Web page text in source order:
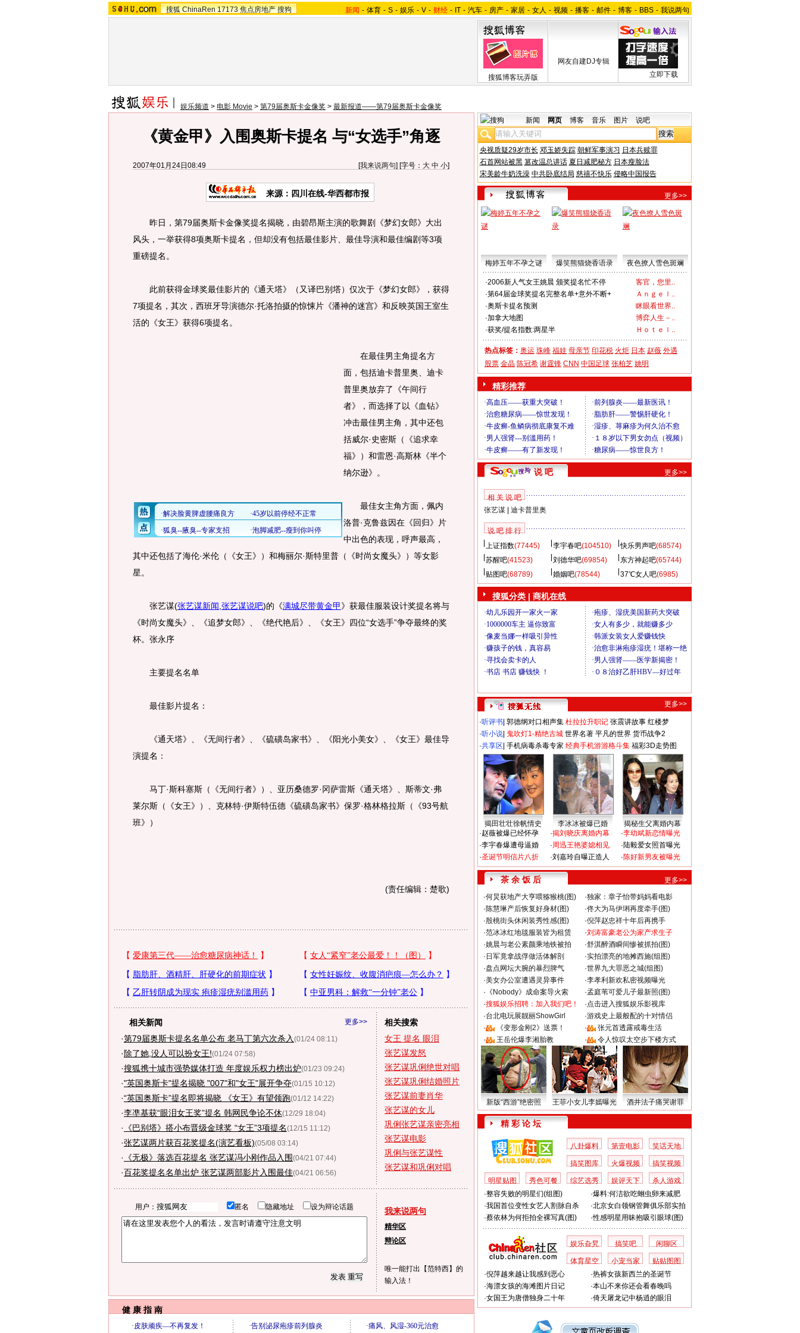
搜狐 ChinaRen 17173 焦点房地产 搜狗 新闻 - 体育 - S - 娱乐 - V - 财经 - IT - 汽车 - 房产 - 家居 - 女人 - 视频 - 播客 - 邮件 - 博客 - BBS - 我说两句
搜狐博客玩弄版
网友自建DJ专辑
立即下载
娱乐频道 > 电影 Movie > 第79届奥斯卡金像奖 > 最新报道——第79届奥斯卡金像奖
《黄金甲》入围奥斯卡提名 与“女选手”角逐
2007年01月24日08:49 [我来说两句] [字号： 大 中 小]
来源：四川在线-华西都市报
昨日，第79届奥斯卡金像奖提名揭晓，由碧昂斯主演的歌舞剧《梦幻女郎》大出
风头，一举获得8项奥斯卡提名，但却没有包括最佳影片、最佳导演和最佳编剧等3项
重磅提名。
此前获得金球奖最佳影片的《通天塔》（又译巴别塔）仅次于《梦幻女郎》，获得
7项提名，其次，西班牙导演德尔·托洛拍摄的惊悚片《潘神的迷宫》和反映英国王室生
活的《女王》获得6项提名。
在最佳男主角提名方
面，包括迪卡普里奥、迪卡
普里奥放弃了《午间行
者》，而选择了以《血钻》
冲击最佳男主角，其中还包
括威尔·史密斯（《追求幸
福》）和雷恩·高斯林《半个
纳尔逊》。
最佳女主角方面，佩内
洛普·克鲁兹因在《回归》片
中出色的表现，呼声最高，
其中还包括了海伦·米伦（《女王》）和梅丽尔·斯特里普（《时尚女魔头》）等女影
星。
张艺谋(张艺谋新闻 张艺谋说吧)的《满城尽带黄金甲》获最佳服装设计奖提名将与
《时尚女魔头》、《追梦女郎》、《绝代艳后》、《女王》四位“女选手”争夺最终的奖
杯。张永序
主要提名名单
最佳影片提名：
《通天塔》、《无间行者》、《硫磺岛家书》、《阳光小美女》、《女王》最佳导
演提名：
马丁·斯科塞斯（《无间行者》）、亚历桑德罗·冈萨雷斯《通天塔》、斯蒂文·弗
莱尔斯（《女王》）、克林特·伊斯特伍德《硫磺岛家书》保罗·格林格拉斯（《93号航
班》）
(责任编辑：楚歌)
更多>>
相关新闻
·第79届奥斯卡提名名单公布 老马丁第六次杀入 (01/24 08:11)
·除了她,没人可以扮女王!(01/24 07:58)
·搜狐携十城市强势媒体打造 年度娱乐权力榜出炉(01/23 09:24)
·"英国奥斯卡"提名揭晓 "007"和"女王"展开争夺(01/15 10:12)
·“英国奥斯卡”提名即将揭晓 《女王》有望领跑(01/12 14:22)
·李凖基获“眼泪女王奖”提名 韩网民争论不休(12/29 18:04)
· 《巴别塔》搭小布晋级金球奖 “女王”3项提名(12/15 11:12)
·张艺谋两片获百花奖提名(演艺看板)(05/08 03:14)
· 《无极》落选百花提名 张艺谋冯小刚作品入围(04/21 07:44)
·百花奖提名名单出炉 张艺谋两部影片入围最佳(04/21 06:56)
相关搜索
女王 提名 眼泪
张艺谋发怒
张艺谋巩俐绝世对唱
张艺谋巩俐结婚照片
张艺谋前妻肖华
张艺谋的女儿
巩俐张艺谋亲密亮相
张艺谋电影
巩俐与张艺谋性
张艺谋和巩俐对唱
用户： 匿名 隐藏地址 设为辩论话题 我来说两句
精华区
辩论区
唯一能打出【范特西】的
输入法！
健 康 指 南
新闻 网页 博客 音乐 图片 说吧
央视质疑29岁市长 邓玉娇失踪 朝鲜军事演习 日本兵赎罪
石首网站被黑 篡改温总讲话 夏日减肥秘方 日本瘦脸法
宋美龄牛奶洗澡 中共卧底结局 慈禧不快乐 侵略中国报告
更多>>
梅婷五年不孕之谜 爆笑熊猫烧香语录 夜色撩人雪色斑斓
·2006新人气女王姚晨 颁奖提名忙不停
客官，您里..
·第64届金球奖提名完整名单+意外不断+
Ａｎｇｅｌ..
·奥斯卡提名预测
眯眼看世界..
·加拿大地图
博弈人生－..
·获奖/提名指数:两星半 Ｈｏｔｅｌ..
热点标签： 奥运 珠峰 福娃 母亲节 印花税 火炬 日本 赵薇 外遇
股票 金晶 陈冠希 谢霆锋 CNN 中国足球 张柏芝 姚明
精彩推荐
说 吧 更多>>
相 关 说 吧
张艺谋| 迪卡普里奥
说 吧 排 行
上证指数(77445) 李宇春吧(104510) 快乐男声吧(68574)
苏醒吧(41523) 刘德华吧(69854) 东方神起吧(65744)
贴图吧(68789) 婚姻吧(78544) 37℃女人吧(6985)
搜狐分类 | 商机在线
更多>>
·听评书 郭德纲对口相声集 杜拉拉升职记 张震讲故事 红楼梦
·听小说 鬼吹灯1-精绝古城 世界名著 平凡的世界 货币战争2
·共享区 手机病毒杀毒专家 经典手机游游格斗集 福彩3D走势图
揭田壮壮徐帆情史 李冰冰被爆已婚
揭秘生父离婚内幕
·赵薇被爆已经怀孕
·李宇春爆遭母逼婚
·圣诞节明信片八折
·揭刘晓庆离婚内幕
·周迅王艳婆媳相见
·刘嘉玲自曝正造人
·李幼斌新恋情曝光
·陆毅爱女照首曝光
·陈好新男友被曝光
茶 余 饭 后
更多>>
·何炅获地产大亨喂猕猴桃(图) ·独家：章子怡带妈妈看电影
·陈慧琳产后恢复好身材(图) ·佟大为马伊琍再度牵手(图)
·殷桃街头休闲装秀性感(图) ·倪萍赵忠祥十年后再携手
·范冰冰红地毯服装皆为租赁 ·刘涛富豪老公为家产求生子
·姚晨与老公素颜乘地铁被拍 ·舒淇醉酒瞬间惨被抓拍(图)
· 日军竟拿战俘做活体解剖 ·实拍漂亮的地摊西施(组图)
·盘点网坛大腕的暴烈脾气 ·世界九大罪恶之城(组图)
·美女办公室遭遇灵异事件 ·李孝利新欢私密视频曝光
· 《Nobody》成命案导火索 ·孟庭苇可爱儿子最新照(图)
·搜狐娱乐招聘：加入我们吧！ ·点击进入搜狐娱乐影视库
·台北电玩展靓丽ShowGirl ·游戏史上最般配的十对情侣
·
《变形金刚2》送票！ ·
张元首透露戒毒生活
·
王岳伦爆李湘胎教 · 令人惊叹太空步下楼方式
新版“西游”绝密照 王菲小女儿李嫣曝光 酒井法子痛哭谢罪
精 彩 论 坛
八卦爆料 第壹电影 笑话天地
搞笑图库 火爆视频 搞笑视频
明星贴图 秀色可餐 综艺选秀 娱评天下
杀人游戏
·整容失败的明星们(组图) ·爆料:何洁欲吃蛔虫卵来减肥
·我国首位变性女艺人割脉自杀 ·北京女白领钢管舞俱乐部实拍
·蔡依林为何拒拍全裸写真(图) ·性感明星用昧抱吸引眼球(图)
娱乐旮旯 搞笑吧 闲聊区
体育星空 小宠当家
贴贴图图
·倪萍越来越让我感到恶心 ·热裤女孩新西兰的圣诞节
·海漂女孩的海滩图片日记 ·本山不来你还会看春晚吗
·女国王为唐僧独身二十年 ·倚天屠龙记中杨逍的眼泪